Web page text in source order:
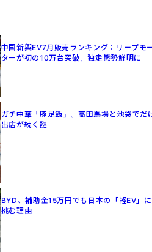
中国新興EV7月販売ランキング：リープモ
ターが初の10万台突破、独走態勢鮮明に
ガチ中華「豚足飯」、高田馬場と池袋でだ
出店が続く謎
BYD、補助金15万円でも日本の「軽EV」に
挑む理由